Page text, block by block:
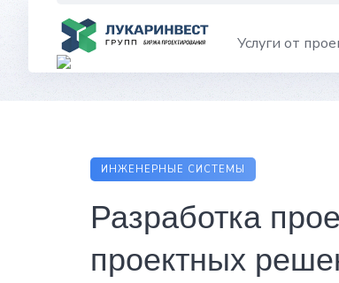
Услуги от
ИНЖЕНЕРНЫЕ СИСТЕМЫ
Разработка
проектных